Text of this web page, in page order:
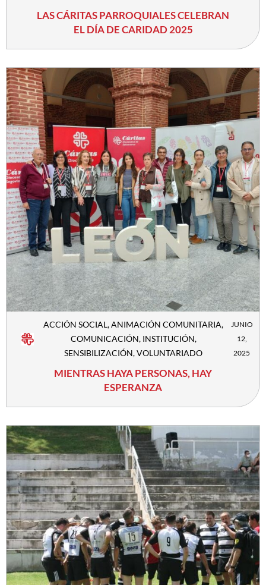
LAS CÁRITAS PARROQUIALES CELEBRAN
EL DÍA DE CARIDAD 2025
ACCIÓN SOCIAL,ANIMACIÓN COMUNITARIA,
COMUNICACIÓN, INSTITUCIÓN,
SENSIBILIZACIÓN,VOLUNTARIADO
JUNIO
12,
2025
MIENTRAS HAYA PERSONAS, HAY
ESPERANZA